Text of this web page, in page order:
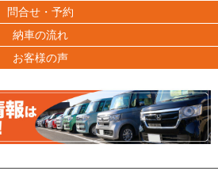
問合せ・予約
納車の流れ
お客様の声